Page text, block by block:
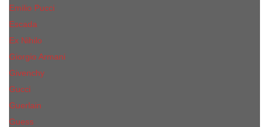
Emilio Pucci
Escada
Ex Nihilo
Giorgio Armani
Givenchy
Gucci
Guerlain
Guess